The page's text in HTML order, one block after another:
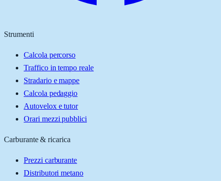
Strumenti
Calcola percorso
Traffico in tempo reale
Stradario e mappe
Calcola pedaggio
Autovelox e tutor
Orari mezzi pubblici
Carburante & ricarica
Prezzi carburante
Distributori metano